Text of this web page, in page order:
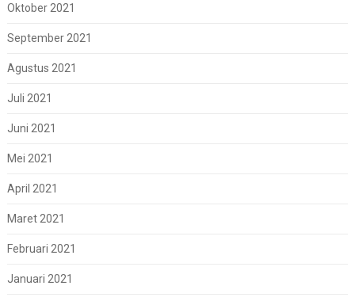
Oktober 2021
September 2021
Agustus 2021
Juli 2021
Juni 2021
Mei 2021
April 2021
Maret 2021
Februari 2021
Januari 2021